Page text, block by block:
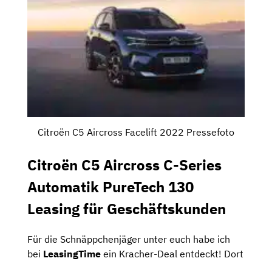
Citroën C5 Aircross Facelift 2022 Pressefoto
Citroën C5 Aircross C-Series
Automatik PureTech 130
Leasing für Geschäftskunden
Für die Schnäppchenjäger unter euch habe ich
bei LeasingTime ein Kracher-Deal entdeckt! Dort